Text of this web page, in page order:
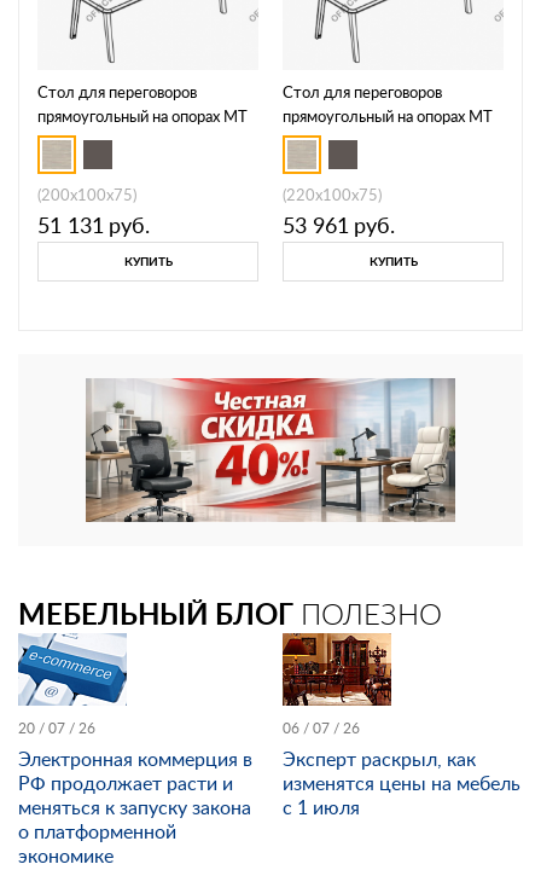
Стол для переговоров
прямоугольный на опорах МТ
МР Б1Б 151
(200x100x75)
51 131 руб.
КУПИТЬ
Стол для переговоров
прямоугольный на опорах МТ
МР Б1Б 152
(220x100x75)
53 961 руб.
КУПИТЬ
МЕБЕЛЬНЫЙ БЛОГ ПОЛЕЗНО
20 / 07 / 26
Электронная коммерция в
РФ продолжает расти и
меняться к запуску закона
о платформенной
экономике
06 / 07 / 26
Эксперт раскрыл, как
изменятся цены на мебель
с 1 июля